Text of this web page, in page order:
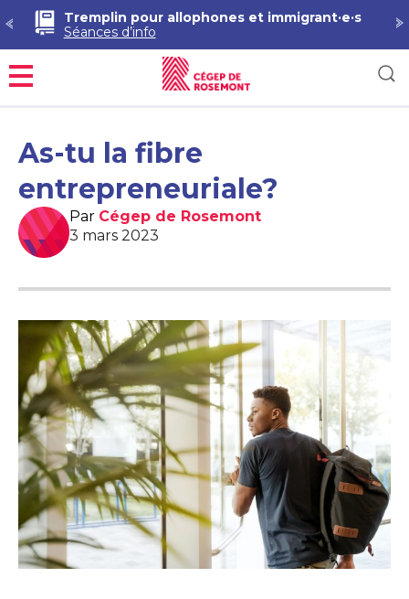
Tremplin pour allophones et immigrant·e·s
Séances d’info
Menu
As-tu la fibre
entrepreneuriale?
Par Cégep de Rosemont
3 mars 2023